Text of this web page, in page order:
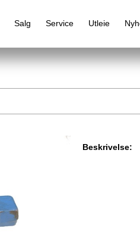
Salg Service Utleie
Beskrivelse: